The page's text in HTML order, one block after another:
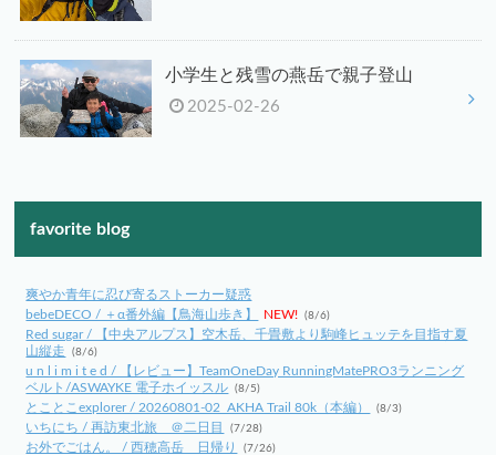
小学生と残雪の燕岳で親子登山
2025-02-26
favorite blog
爽やか青年に忍び寄るストーカー疑惑
bebeDECO / ＋α番外編【鳥海山歩き】
NEW! (8/6)
Red sugar / 【中央アルプス】空木岳、千畳敷より駒峰ヒュッテを目指す夏
山縦走
(8/6)
u n l i m i t e d / 【レビュー】TeamOneDay RunningMatePRO3ランニング
ベルト/ASWAYKE 電子ホイッスル (8/5)
とことこexplorer / 20260801-02_AKHA Trail 80k（本編） (8/3)
いちにち / 再訪東北旅 ＠二日目 (7/28)
お外でごはん。 / 西穂高岳 日帰り (7/26)